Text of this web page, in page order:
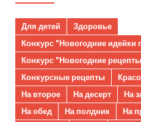
Для детей
Здоровье
Конкурс "Новогодние идейки
Конкурс "Новогодние
Конкурсные рецепты
На второе
На десерт На
На обед
На полдник На